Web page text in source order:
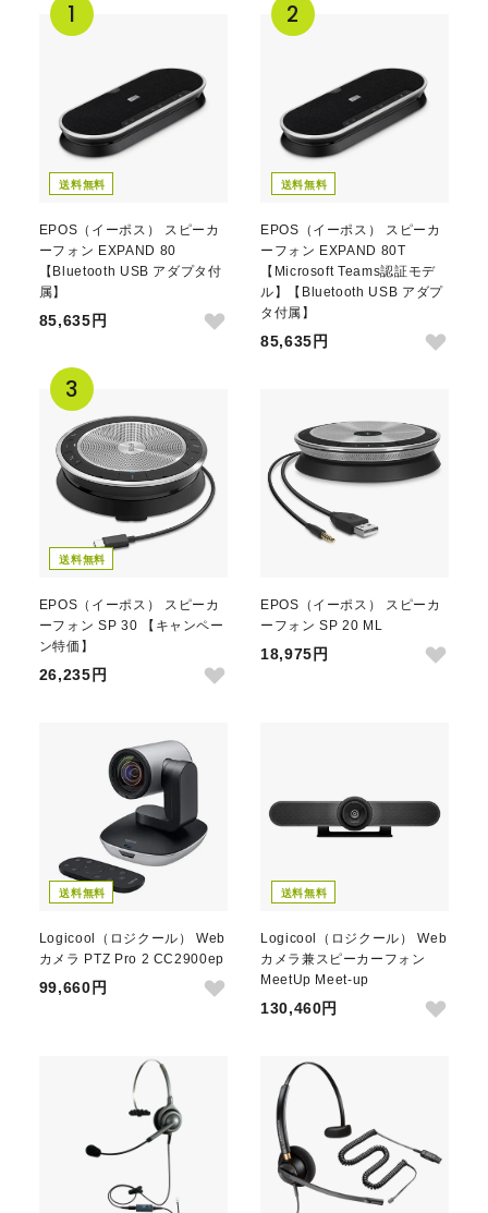
送料無料
EPOS（イーポス） スピーカ
ーフォン EXPAND 80
【Bluetooth USB アダプタ付
属】
85,635円
送料無料
EPOS（イーポス） スピーカ
ーフォン EXPAND 80T
【Microsoft Teams認証モデ
ル】【Bluetooth USB アダプ
タ付属】
85,635円
送料無料
EPOS（イーポス） スピーカ
ーフォン SP 30 【キャンペー
ン特価】
26,235円
EPOS（イーポス） スピーカ
ーフォン SP 20 ML
18,975円
送料無料
Logicool（ロジクール） Web
カメラ PTZ Pro 2 CC2900ep
99,660円
送料無料
Logicool（ロジクール） Web
カメラ兼スピーカーフォン
MeetUp Meet-up
130,460円